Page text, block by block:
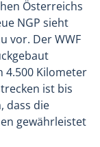
Österreichs
NGP sieht
vor. Der WWF
4.500 Kilometer
ist bis
dass die
gewährleistet